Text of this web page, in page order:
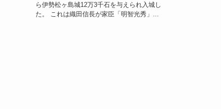
ら伊勢松ヶ島城12万3千石を与えられ入城し
た。 これは織田信長が家臣「明智光秀」...